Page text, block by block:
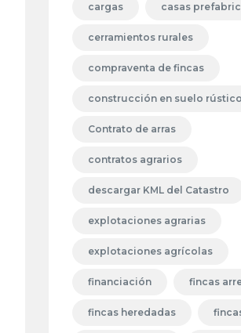
cargas casas
cerramientos rurales
compraventa de fincas
construcción en suelo rústico
Contrato de arras
contratos agrarios
descargar KML del Catastro
explotaciones agrarias
explotaciones agrícolas
financiación fincas
fincas heredadas